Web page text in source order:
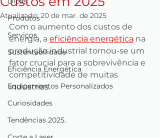
Produtos
Serviços
Sustentabilidade
Eficiência Energética
Equipamentos Personalizados
Curiosidades
Tendências 2025.
Atualizado:20 de mar. de 2025
Com o aumento dos custos de
energia, a eficiência energética na
produção industrial tornou-se um
fator crucial para a sobrevivência e
competitividade de muitas
indústrias.